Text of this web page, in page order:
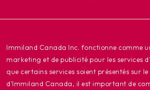
‍Immiland Canada Inc. fonctionne comme
marketing et de publicité pour les services
que certains services soient présentés sur le
d'Immiland Canada, il est important de